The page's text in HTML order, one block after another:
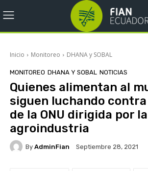
Inicio Monitoreo DHANA y SOBAL
MONITOREO DHANA Y SOBAL NOTICIAS
Quienes alimentan al
siguen luchando
de la ONU dirigida por la
agroindustria
By AdminFian Septiembre 28, 2021